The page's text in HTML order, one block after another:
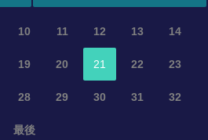
10 11 12 13 14
19 20 21 22 23
28 29 30 31 32
最後